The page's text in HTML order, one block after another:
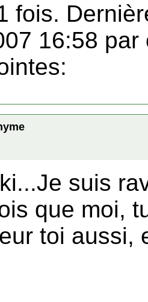
fois.
16:58 par
suis
que moi,
toi aussi,